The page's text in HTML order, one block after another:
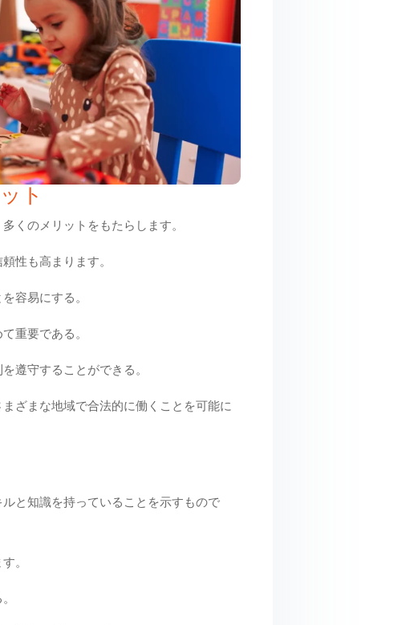
ト
くのメリットをもたらします。
性も高まります。
容易にする。
重要である。
遵守することができる。
ざまな地域で合法的に働くことを可能に
と知識を持っていることを示すもので
。